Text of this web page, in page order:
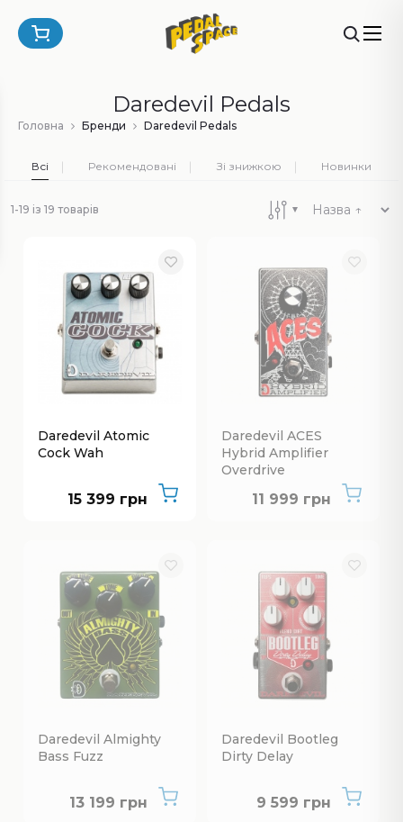
Daredevil Pedals
Головна Бренди Daredevil Pedals
Всі Рекомендовані Зі знижкою Новинки
1-19 із 19 товарів
Daredevil Atomic
Cock Wah
15 399 грн
Daredevil ACES
Hybrid Amplifier
Overdrive
11 999 грн
Немає в
Daredevil Almighty
Bass Fuzz
13 199 грн
Немає в наявності
Daredevil Bootleg
Dirty Delay
9 599 грн
Немає в